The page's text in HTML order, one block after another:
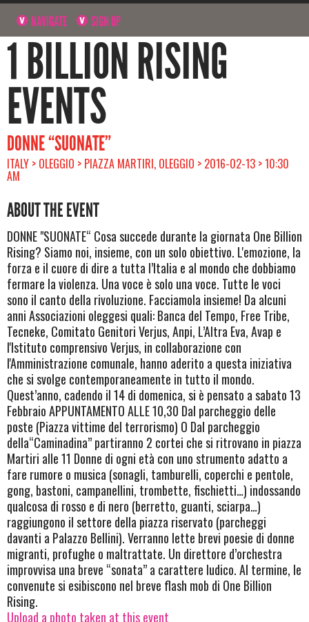
NAVIGATE SIGN UP
1 BILLION RISING
EVENTS
DONNE “SUONATE”
ITALY > OLEGGIO > PIAZZA MARTIRI, OLEGGIO > 2016-02-13 > 10:30
AM
ABOUT THE EVENT
DONNE "SUONATE“ Cosa succede durante la giornata One Billion
Rising? Siamo noi, insieme, con un solo obiettivo. L'emozione, la
forza e il cuore di dire a tutta l’Italia e al mondo che dobbiamo
fermare la violenza. Una voce è solo una voce. Tutte le voci
sono il canto della rivoluzione. Facciamola insieme! Da alcuni
anni Associazioni oleggesi quali: Banca del Tempo, Free Tribe,
Tecneke, Comitato Genitori Verjus, Anpi, L’Altra Eva, Avap e
l'Istituto comprensivo Verjus, in collaborazione con
l'Amministrazione comunale, hanno aderito a questa iniziativa
che si svolge contemporaneamente in tutto il mondo.
Quest’anno, cadendo il 14 di domenica, si è pensato a sabato 13
Febbraio APPUNTAMENTO ALLE 10,30 Dal parcheggio delle
poste (Piazza vittime del terrorismo) O Dal parcheggio
della“Caminadina” partiranno 2 cortei che si ritrovano in piazza
Martiri alle 11 Donne di ogni età con uno strumento adatto a
fare rumore o musica (sonagli, tamburelli, coperchi e pentole,
gong, bastoni, campanellini, trombette, fischietti…) indossando
qualcosa di rosso e di nero (berretto, guanti, sciarpa…)
raggiungono il settore della piazza riservato (parcheggi
davanti a Palazzo Bellini). Verranno lette brevi poesie di donne
migranti, profughe o maltrattate. Un direttore d’orchestra
improvvisa una breve “sonata” a carattere ludico. Al termine, le
convenute si esibiscono nel breve flash mob di One Billion
Rising.
Upload a photo taken at this event